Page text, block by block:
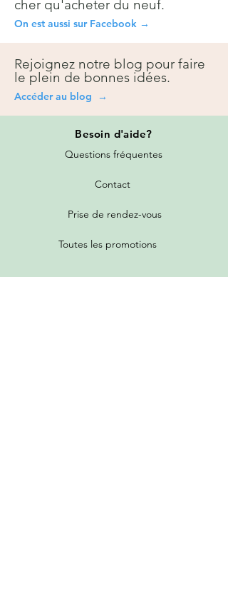
cher qu'acheter du neuf.
On est aussi sur Facebook →
Rejoignez notre blog pour faire
le plein de bonnes idées.
Accéder au blog →
Besoin d'aide?
Questions fréquentes
Contact
Prise de rendez-vous
Toutes les promotions